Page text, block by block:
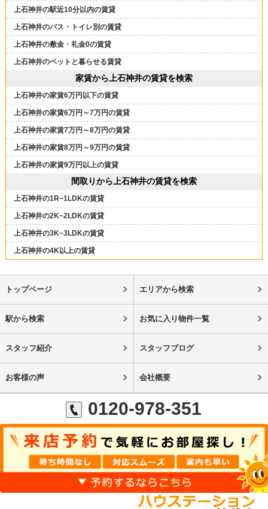
上石神井の駅近10分以内の賃貸
上石神井のバス・トイレ別の賃貸
上石神井の敷金・礼金0の賃貸
上石神井のペットと暮らせる賃貸
家賃から上石神井の賃貸を検索
上石神井の家賃6万円以下の賃貸
上石神井の家賃6万円～7万円の賃貸
上石神井の家賃7万円～8万円の賃貸
上石神井の家賃8万円～9万円の賃貸
上石神井の家賃9万円以上の賃貸
間取りから上石神井の賃貸を検索
上石神井の1R~1LDKの賃貸
上石神井の2K~2LDKの賃貸
上石神井の3K~3LDKの賃貸
上石神井の4K以上の賃貸
トップページ エリアから検索
駅から検索 お気に入り物件一覧
スタッフ紹介 スタッフブログ
お客様の声 会社概要
0120-978-351